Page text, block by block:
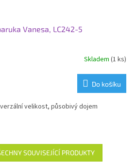
Vanesa, LC242-5
Skladem (1 ks)
Do košíku
velikost, působivý dojem
SOUVISEJÍCÍ PRODUKTY